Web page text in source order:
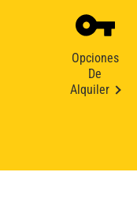
Opciones
De
Alquiler